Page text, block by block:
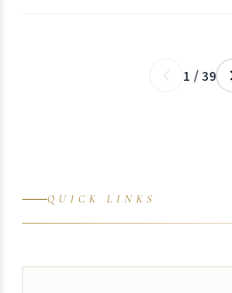
1 / 39
QUICK LINKS